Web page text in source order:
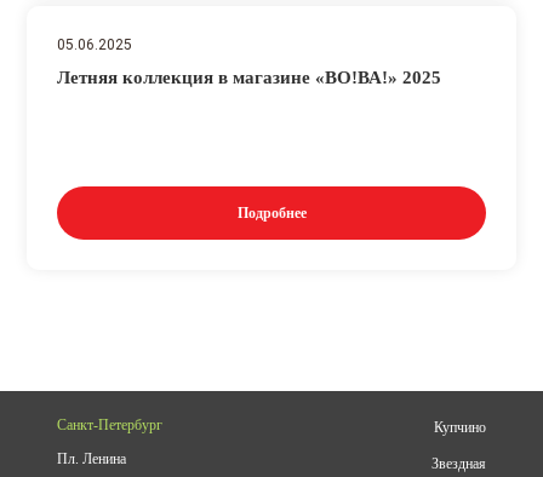
05.06.2025
Летняя коллекция в магазине «ВО!ВА!» 2025
Подробнее
Санкт-Петербург
Пл. Ленина
Купчино
Звездная